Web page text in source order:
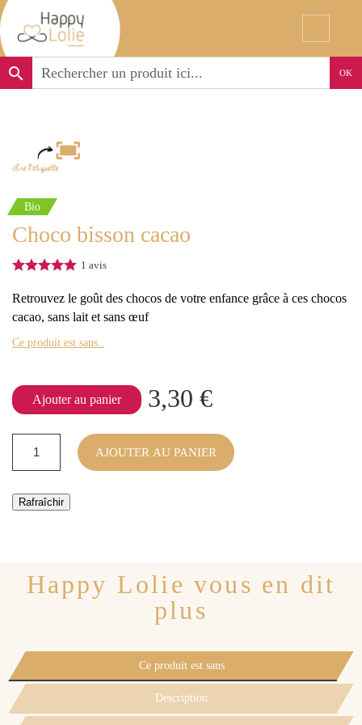
search OK
Bio
Choco bisson cacao
1 avis
Retrouvez le goût des chocos de votre enfance grâce à ces chocos
cacao, sans lait et sans œuf
Ce produit est sans..
Ajouter au panier 3,30 €
AJOUTER AU PANIER
Happy Lolie vous en dit
plus
Ce produit est sans
Description